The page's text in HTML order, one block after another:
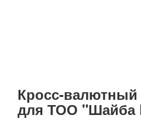
Кросс-валютный
для ТОО "Шайба